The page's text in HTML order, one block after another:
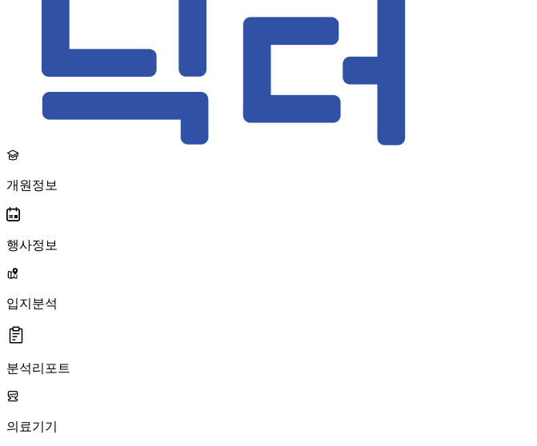
개원정보
행사정보
입지분석
분석리포트
의료기기